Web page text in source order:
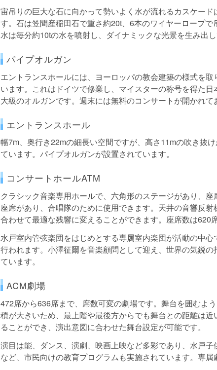
宙吊りの巨大な石に向かって勢いよく水が流れるカスケー
す。石は笠間産稲田石で重さ約20t、6本のワイヤーロープ
水は毎分約10tの水を噴射し、ダイナミックな光景を生み出し
パイプオルガン
エントランスホールには、ヨーロッパの教会建築の様式を
います。これはドイツで修業し、マイスターの称号を得た
大級のオルガンです。週末には無料のコンサートが開かれて
エントランスホール
幅7m、奥行き22mの細長い空間ですが、高さ11mの吹き抜
ています。パイプオルガンが設置されています。
コンサートホールATM
クラシック音楽専用ホールで、六角形のステージがあり、
座席があり、合唱隊のために使用できます。天井の音響反
合わせて最適な残響に変えることができます。座席数は620
水戸室内管弦楽団をはじめとする専属室内楽団が活動の中
行われます。小澤征爾を音楽顧問として迎え、世界の気鋭
ています。
ACM劇場
472席から636席まで、席数可変の劇場です。舞台を囲むよ
積が大きいため、最上階や最後方からでも舞台との距離は
ることができ、演出意図に合わせた舞台設定が可能です。
演目は能、ダンス、演劇、映画上映など多彩であり、水戸
など、市民向けの教育プログラムも実施されています。専属